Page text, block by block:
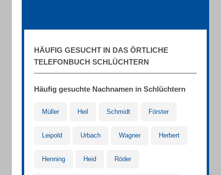
HÄUFIG GESUCHT IN DAS ÖRTLICHE
TELEFONBUCH SCHLÜCHTERN
Häufig gesuchte Nachnamen in Schlüchtern
Müller Heil Schmidt Förster
Leipold Urbach Wagner Herbert
Henning Heid Röder